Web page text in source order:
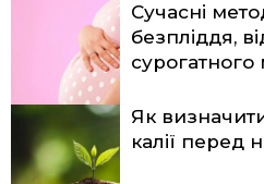
Сучасні
безпліддя,
сурогатного
Як
калії перед